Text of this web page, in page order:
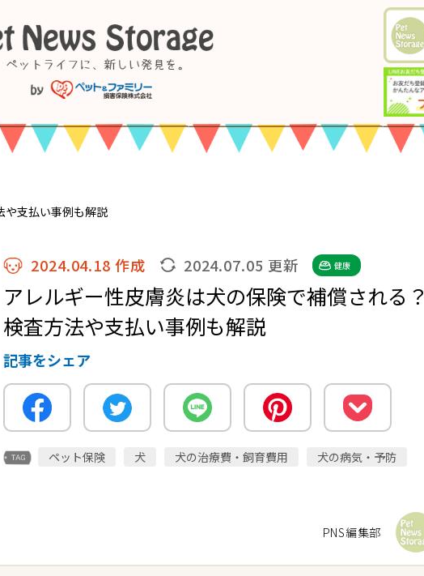
や支払い事例も解説
2024.04.18 作成 2024.07.05 更新 健康
アレルギー性皮膚炎は犬の保険で補償される？
検査方法や支払い事例も解説
記事をシェア
ペット保険 犬 犬の治療費・飼育費用 犬の病気・予防
PNS編集部